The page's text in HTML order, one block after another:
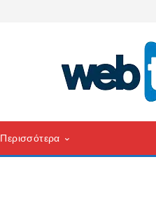
Περισσότερα